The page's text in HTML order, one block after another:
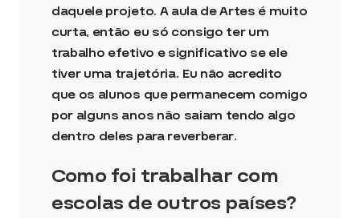
daquele projeto. A aula de Artes é muito
curta, então eu só consigo ter um
trabalho efetivo e significativo se ele
tiver uma trajetória. Eu não acredito
que os alunos que permanecem comigo
por alguns anos não saiam tendo algo
dentro deles para reverberar.
Como foi trabalhar com
escolas de outros países?